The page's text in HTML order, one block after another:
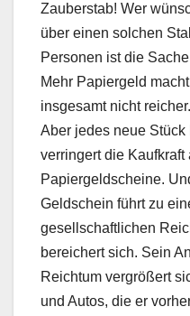
Zauberstab! Wer
über einen solchen
Personen ist die
Mehr Papiergeld
insgesamt nicht
Aber jedes neue
verringert die
Papiergeldscheine.
Geldschein führt zu
gesellschaftlichen
bereichert sich. Sein
Reichtum vergrößert
und Autos, die er